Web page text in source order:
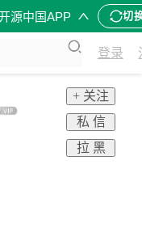
源中国APP 切
登录
+ 关注
私 信
拉 黑